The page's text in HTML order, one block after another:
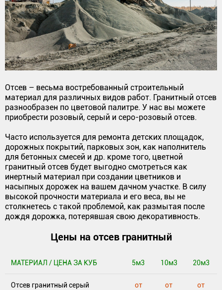
Отсев – весьма востребованный строительный
материал для различных видов работ. Гранитный отсев
разнообразен по цветовой палитре. У нас вы можете
приобрести розовый, серый и серо-розовый отсев.
Часто используется для ремонта детских площадок,
дорожных покрытий, парковых зон, как наполнитель
для бетонных смесей и др. кроме того, цветной
гранитный отсев будет выгодно смотреться как
инертный материал при создании цветников и
насыпных дорожек на вашем дачном участке. В силу
высокой прочности материала и его веса, вы не
столкнетесь с такой проблемой, как размытая после
дождя дорожка, потерявшая свою декоративность.
Цены на отсев гранитный
МАТЕРИАЛ / ЦЕНА ЗА КУБ 5м3 10м3 20м3
Отсев гранитный серый
от
от
от